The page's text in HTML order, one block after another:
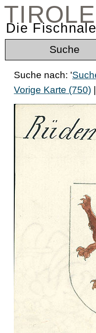
Die
Suche
Suche nach: '
Vorige Karte (750)